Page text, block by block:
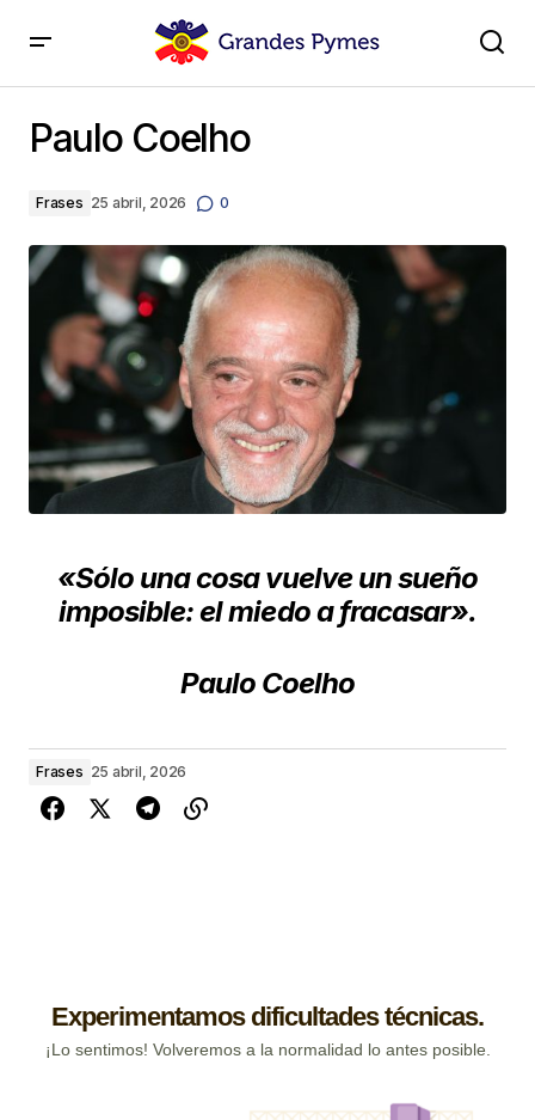
Paulo Coelho
Frases 25 abril, 2026 0
«Sólo una cosa vuelve un sueño
imposible: el miedo a fracasar».
Paulo Coelho
Frases 25 abril, 2026